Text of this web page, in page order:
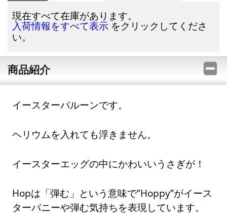
現在すべて在庫があります。
入荷情報をすべて表示 をクリックしてくださ
い。
商品紹介
イースターバルーンです。
ヘリウムを入れても浮きません。
イースターエッグの中にかわいいうさぎが！
Hopは「弾む」という意味で”Hoppy”がイース
ターバニーや弾む気持ちを表現しています。